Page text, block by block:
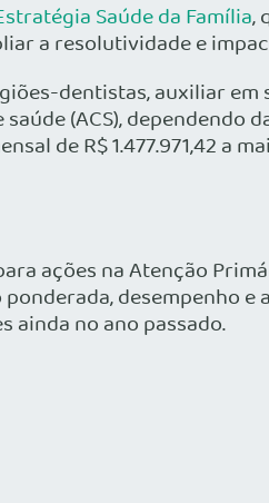
Saúde da Família,
a resolutividade e
dentistas, auxiliar em
(ACS), dependendo
de R$ 1.477.971,42 a
ações na Atenção
desempenho
ainda no ano passado.